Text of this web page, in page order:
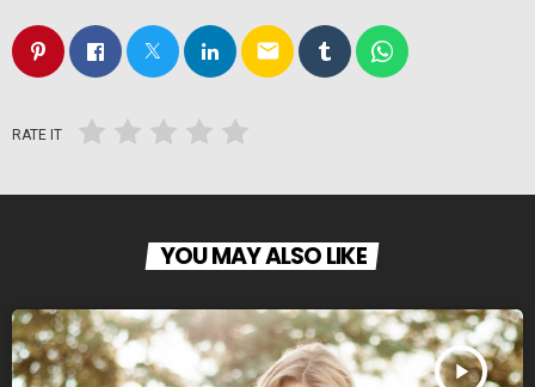
email
RATE IT
YOU MAY ALSO LIKE
play_arrow